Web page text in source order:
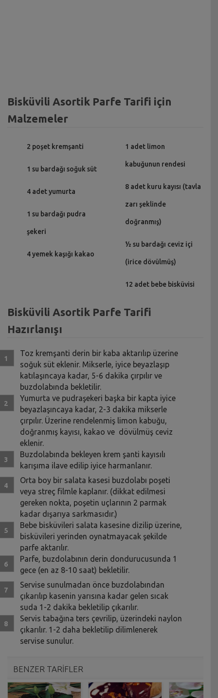
Bisküvili Asortik Parfe Tarifi için
Malzemeler
2 poşet kremşanti
1 su bardağı soğuk süt
4 adet yumurta
1 su bardağı pudra
şekeri
4 yemek kaşığı kakao
1 adet limon
kabuğunun rendesi
8 adet kuru kayısı (tavla
zarı şeklinde
doğranmış)
½ su bardağı ceviz içi
(irice dövülmüş)
12 adet bebe bisküvisi
Bisküvili Asortik Parfe Tarifi
Hazırlanışı
Toz kremşanti derin bir kaba aktarılıp üzerine
soğuk süt eklenir. Mikserle, iyice beyazlaşıp
katılaşıncaya kadar, 5-6 dakika çırpılır ve
buzdolabında bekletilir.
Yumurta ve pudraşekeri başka bir kapta iyice
beyazlaşıncaya kadar, 2-3 dakika mikserle
çırpılır. Üzerine rendelenmiş limon kabuğu,
doğranmış kayısı, kakao ve dövülmüş ceviz
eklenir.
Buzdolabında bekleyen krem şanti kayısılı
karışıma ilave edilip iyice harmanlanır.
Orta boy bir salata kasesi buzdolabı poşeti
veya streç filmle kaplanır. (dikkat edilmesi
gereken nokta, poşetin uçlarının 2 parmak
kadar dışarıya sarkmasıdır.)
Bebe bisküvileri salata kasesine dizilip üzerine,
bisküvileri yerinden oynatmayacak şekilde
parfe aktarılır.
Parfe, buzdolabının derin dondurucusunda 1
gece (en az 8-10 saat) bekletilir.
Servise sunulmadan önce buzdolabından
çıkarılıp kasenin yarısına kadar gelen sıcak
suda 1-2 dakika bekletilip çıkarılır.
Servis tabağına ters çevrilip, üzerindeki naylon
çıkarılır. 1-2 daha bekletilip dilimlenerek
servise sunulur.
BENZER TARİFLER